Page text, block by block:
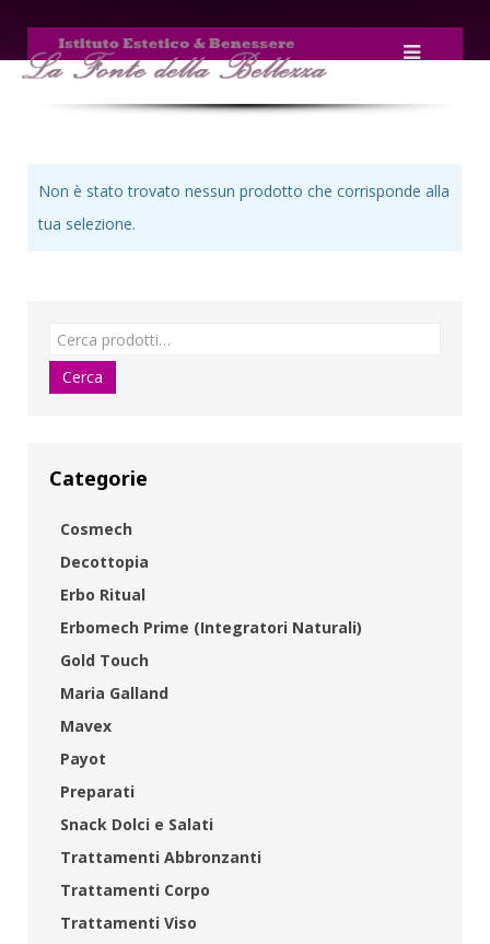
Non è stato trovato nessun prodotto che corrisponde alla
tua selezione.
Categorie
Cosmech
Decottopia
Erbo Ritual
Erbomech Prime (Integratori Naturali)
Gold Touch
Maria Galland
Mavex
Payot
Preparati
Snack Dolci e Salati
Trattamenti Abbronzanti
Trattamenti Corpo
Trattamenti Viso